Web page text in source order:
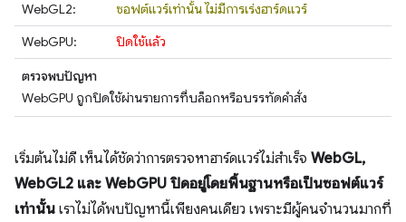
WebGL2:
ซอฟต์แวร์เท่านั้น ไม่มีการเร่งฮาร์ดแวร์
WebGPU:
ปิดใช้แล้ว
ตรวจพบปัญหา
WebGPU ถูกปิดใช้ผ่านรายการที่บล็อกหรือบรรทัดคำสั่ง
เริ่มต้นไม่ดี เห็นได้ชัดว่าการตรวจหาฮาร์ดแวร์ไม่สำเร็จ WebGL,
WebGL2 และ WebGPU ปิดอยู่โดยพื้นฐานหรือเป็นซอฟต์แวร์
เท่านั้น เราไม่ได้พบปัญหานี้เพียงคนเดียว เพราะมีผู้คนจำนวนมากที่